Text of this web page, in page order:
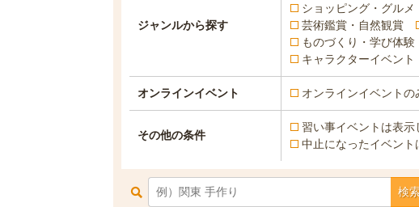
ジャンルから探す
ショッピング・グルメ
芸術鑑賞・自然観賞
ものづくり・学び体験
キャラクターイベント
オンラインイベント オンラインイベントの
その他の条件
習い事イベントは表示
中止になったイベント
検